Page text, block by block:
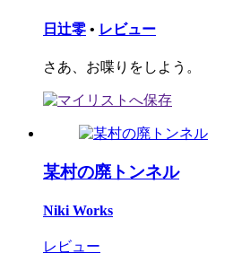
日辻零 • レビュー
さあ、お喋りをしよう。
某村の廃トンネル
Niki Works
レビュー